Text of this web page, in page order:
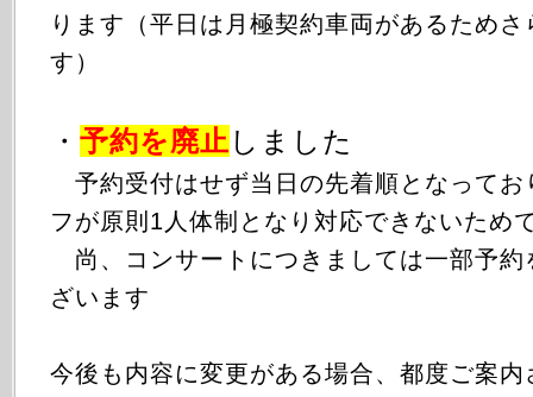
ります（平日は月極契約車両があるため
す）
・ 予約を廃止 しました
予約受付はせず当日の先着順となってお
フが原則1人体制となり対応できないため
尚、コンサートにつきましては一部予約
ざいます
今後も内容に変更がある場合、都度ご案